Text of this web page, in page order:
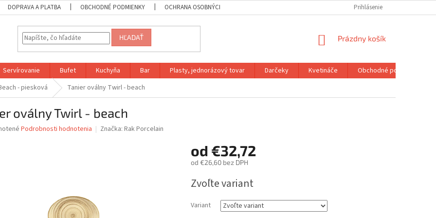
DOPRAVA A PLATBA OBCHODNÉ PODMIENKY OCHRANA OSOBNÝCH ÚDAJOV Prihlásenie
HĽADAŤ
NÁKUPNÝ
Prázdny košík
Servírovanie Bufet Kuchyňa Bar Plasty, jednorázový tovar Darčeky Kvetináče
Obchodné podmienky
- piesková Tanier oválny Twirl - beach
oválny Twirl - beach
Podrobnosti hodnotenia Značka: Rak Porcelain
od €32,72
od €26,60bez DPH
cena:
Zvoľte variant
Variant